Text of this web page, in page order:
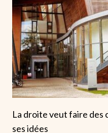
La droite veut faire des
ses idées